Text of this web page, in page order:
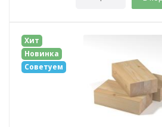
Хит
Новинка
Советуем